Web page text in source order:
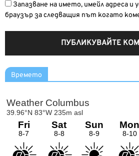
Запазване на името, имейл адреса и
браузър за следващия път когато
Времето